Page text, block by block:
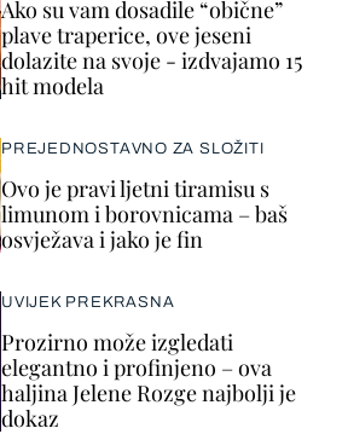
Ako su vam dosadile “obične”
plave traperice, ove jeseni
dolazite na svoje - izdvajamo 15
hit modela
PREJEDNOSTAVNO ZA SLOŽITI
Ovo je pravi ljetni tiramisu s
limunom i borovnicama – baš
osvježava i jako je fin
UVIJEK PREKRASNA
Prozirno može izgledati
elegantno i profinjeno – ova
haljina Jelene Rozge najbolji je
dokaz